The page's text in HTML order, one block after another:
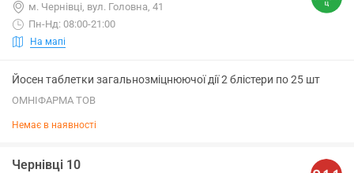
м. Чернівці, вул. Головна, 41
Пн-Нд: 08:00-21:00
На мапі
Йосен таблетки загальнозміцнюючої дії 2 блістери по 25 шт
ОМНІФАРМА ТОВ
Немає в наявності
Чернівці 10